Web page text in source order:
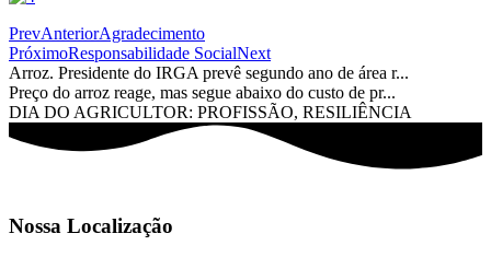
PrevAnteriorAgradecimento
PróximoResponsabilidade SocialNext
Arroz. Presidente do IRGA prevê segundo ano de área r...
Preço do arroz reage, mas segue abaixo do custo de pr...
DIA DO AGRICULTOR: PROFISSÃO, RESILIÊNCIA
Nossa Localização